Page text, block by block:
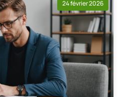
24 février 2026